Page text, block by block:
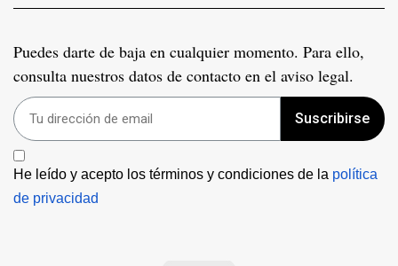
Puedes darte de baja en cualquier momento. Para ello,
consulta nuestros datos de contacto en el aviso legal.
Suscribirse
He leído y acepto los términos y condiciones de la política
de privacidad